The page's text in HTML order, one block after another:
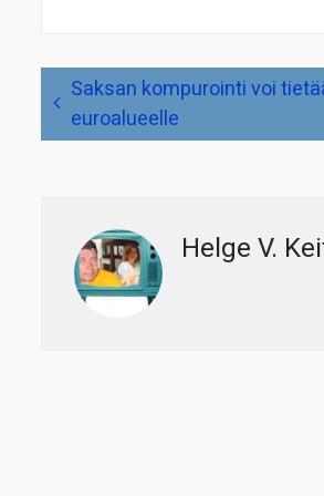
Artikkelien
selausSaksan kompurointi voi
euroalueelle
Helge V.